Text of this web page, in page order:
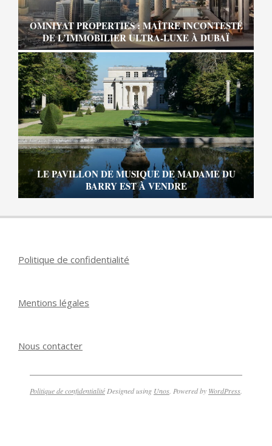
OMNIYAT PROPERTIES : MAÎTRE INCONTESTÉ
DE L’IMMOBILIER ULTRA-LUXE À DUBAÏ
LE PAVILLON DE MUSIQUE DE MADAME DU
BARRY EST À VENDRE
Politique de confidentialité
Mentions légales
Nous contacter
Politique de confidentialité Designed using Unos . Powered by WordPress